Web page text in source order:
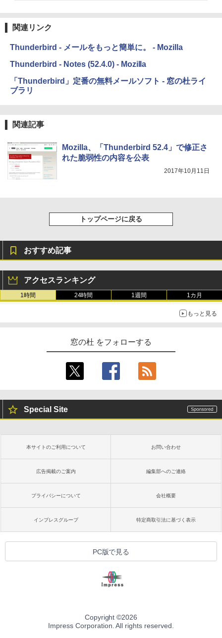
関連リンク
Thunderbird - メールをもっと簡単に。 - Mozilla
Thunderbird - Notes (52.4.0) - Mozilla
「Thunderbird」定番の無料メールソフト - 窓の杜ライ
ブラリ
関連記事
Mozilla、「Thunderbird 52.4」で修正さ
れた脆弱性の内容を公表
2017年10月11日
トップページに戻る
おすすめ記事
アクセスランキング
1時間 24時間 1週間 1カ月
もっと見る
窓の杜 をフォローする
Special Site
本サイトのご利用について お問い合わせ
広告掲載のご案内 編集部へのご連絡
プライバシーについて 会社概要
インプレスグループ 特定商取引法に基づく表示
PC版で見る
Copyright ©2026
Impress Corporation. All rights reserved.